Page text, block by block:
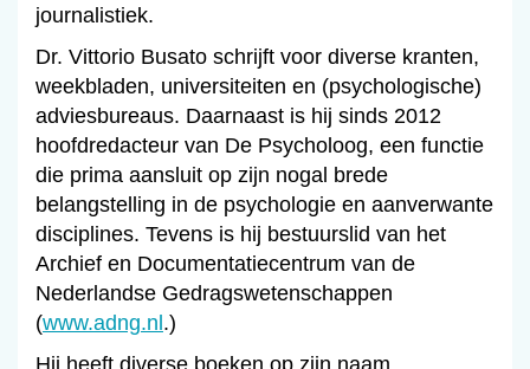
journalistiek.
Dr. Vittorio Busato schrijft voor diverse kranten,
weekbladen, universiteiten en (psychologische)
adviesbureaus. Daarnaast is hij sinds 2012
hoofdredacteur van De Psycholoog, een functie
die prima aansluit op zijn nogal brede
belangstelling in de psychologie en aanverwante
disciplines. Tevens is hij bestuurslid van het
Archief en Documentatiecentrum van de
Nederlandse Gedragswetenschappen
(www.adng.nl .)